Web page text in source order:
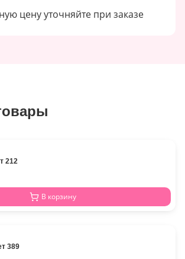
цену уточняйте при заказе
212
В корзину
389